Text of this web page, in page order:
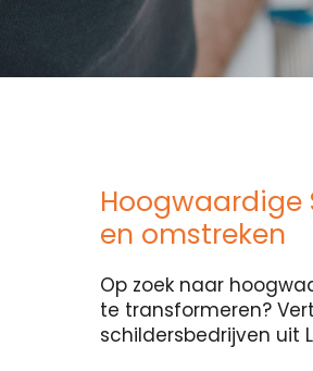
Hoogwaardige
en omstreken
Op zoek naar
te transformeren?
schildersbedrijven uit